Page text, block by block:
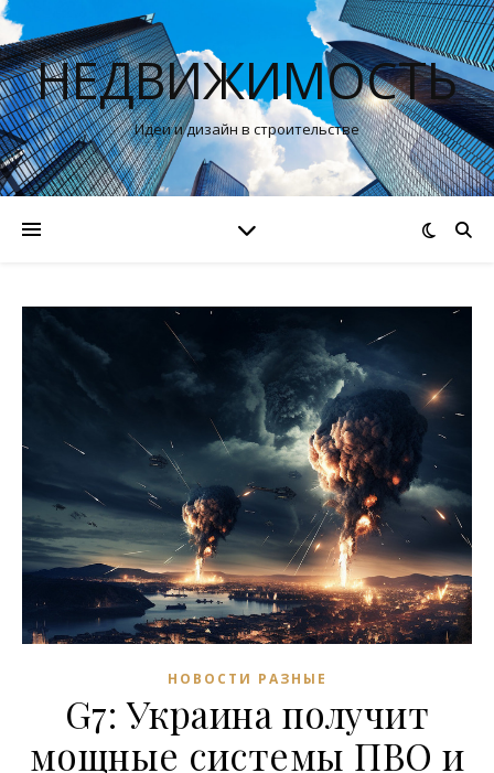
НЕДВИЖИМОСТЬ
Идеи и дизайн в строительстве
НОВОСТИ РАЗНЫЕ
G7: Украина получит
мощные системы ПВО и